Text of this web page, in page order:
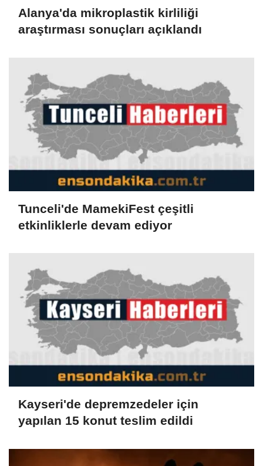
Alanya'da mikroplastik kirliliği
araştırması sonuçları açıklandı
Tunceli'de MamekiFest çeşitli
etkinliklerle devam ediyor
Kayseri'de depremzedeler için
yapılan 15 konut teslim edildi